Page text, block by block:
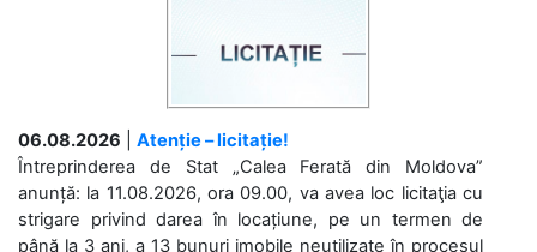
06.08.2026
Atenție – licitație!
Întreprinderea de Stat „Calea Ferată din Moldova”
anunță: la 11.08.2026, ora 09.00, va avea loc licitaţia cu
strigare privind darea în locațiune, pe un termen de
până la 3 ani, a 13 bunuri imobile neutilizate în procesul